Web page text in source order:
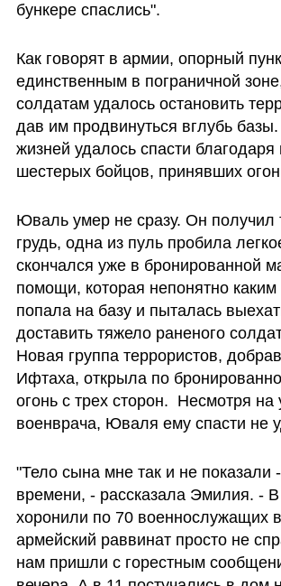
бункере спаслись".
Как говорят в армии, опорный
единственным в пограничной
солдатам удалось остановить
дав им продвинуться вглубь базы.
жизней удалось спасти благодаря
шестерых бойцов, принявших
Юваль умер не сразу. Он получил
грудь, одна из пуль пробила
скончался уже в бронированной
помощи, которая непонятно каким
попала на базу и пыталась
доставить тяжело раненого
Новая группа террористов,
Ифтаха, открыла по
огонь с трех сторон.  Несмотря на
военврача, Юваля ему спасти не
"Тело сына мне так и не показали
времени, - рассказала Эмилия. -
хоронили по 70 военнослужащих
армейский раввинат просто не
нам пришли с горестным